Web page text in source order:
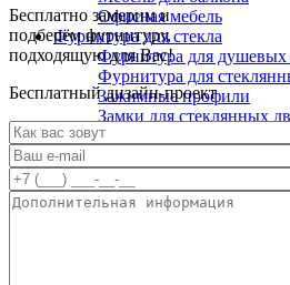
Офисная мебель
Фурнитура для стекла
Фурнитура для душевых
Фурнитура для
Зажимные профили
Замки для стеклянных
Коннекторы для
Системы маятниковых
Системы раздвижных
Спайдеры и фурнитура
Фурнитура для
Бесплатно замерим и
подберём фурнитуру,
подходящую для Вас!
Бесплатный дизайн-проект